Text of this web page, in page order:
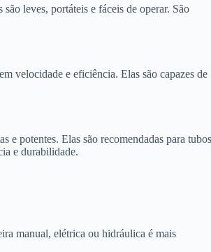
leves, portáteis e fáceis de operar. São
velocidade e eficiência. Elas são capazes de
e potentes. Elas são recomendadas para
e durabilidade.
manual, elétrica ou hidráulica é mais